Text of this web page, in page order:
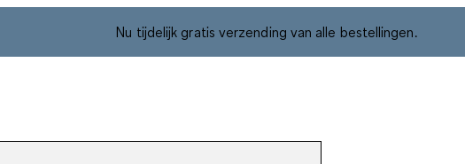
Nu tijdelijk gratis verzending van alle bestellingen.